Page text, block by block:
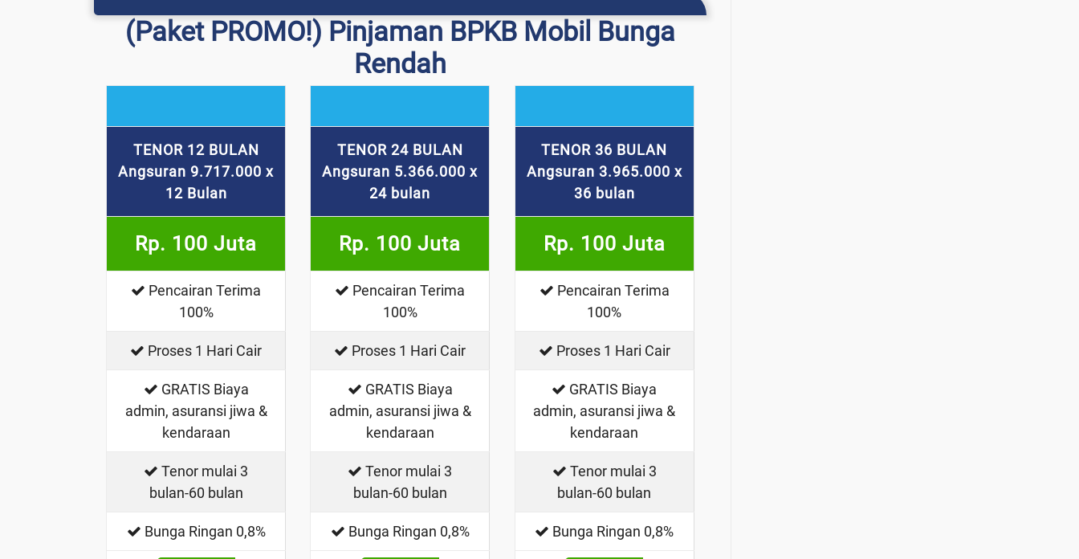
(Paket PROMO!) Pinjaman BPKB Mobil Bunga
Rendah
TENOR 12 BULAN
Angsuran 9.717.000 x
12 Bulan
Rp. 100 Juta
Pencairan Terima
100%
Proses 1 Hari Cair
GRATIS Biaya
admin, asuransi jiwa &
kendaraan
Tenor mulai 3
bulan-60 bulan
Bunga Ringan 0,8%
TENOR 24 BULAN
Angsuran 5.366.000 x
24 bulan
Rp. 100 Juta
Pencairan Terima
100%
Proses 1 Hari Cair
GRATIS Biaya
admin, asuransi jiwa &
kendaraan
Tenor mulai 3
bulan-60 bulan
Bunga Ringan 0,8%
TENOR 36 BULAN
Angsuran 3.965.000 x
36 bulan
Rp. 100 Juta
Pencairan Terima
100%
Proses 1 Hari Cair
GRATIS Biaya
admin, asuransi jiwa &
kendaraan
Tenor mulai 3
bulan-60 bulan
Bunga Ringan 0,8%